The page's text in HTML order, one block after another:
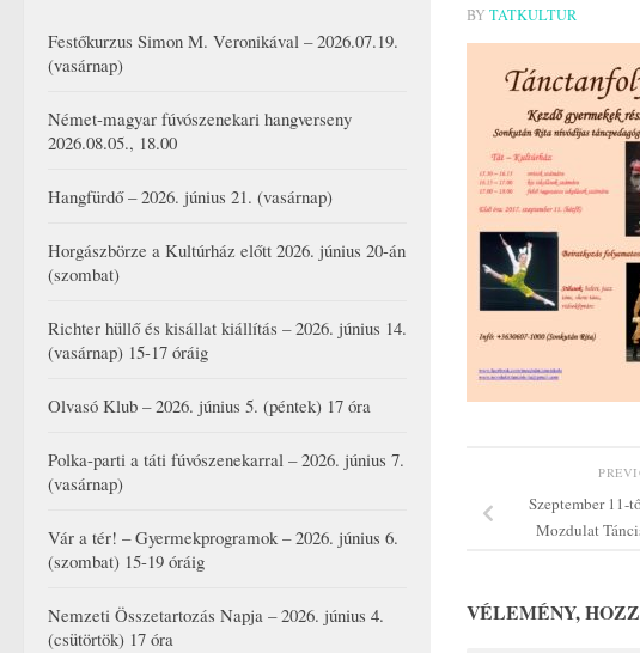
BY TATKULTUR
Szeptember 11-
Mozdulat
VÉLEMÉNY,
Festőkurzus Simon M. Veronikával – 2026.07.19.
(vasárnap)
Német-magyar fúvószenekari hangverseny
2026.08.05., 18.00
Hangfürdő – 2026. június 21. (vasárnap)
Horgászbörze a Kultúrház előtt 2026. június 20-án
(szombat)
Richter hüllő és kisállat kiállítás – 2026. június 14.
(vasárnap) 15-17 óráig
Olvasó Klub – 2026. június 5. (péntek) 17 óra
Polka-parti a táti fúvószenekarral – 2026. június 7.
(vasárnap)
Vár a tér! – Gyermekprogramok – 2026. június 6.
(szombat) 15-19 óráig
Nemzeti Összetartozás Napja – 2026. június 4.
(csütörtök) 17 óra